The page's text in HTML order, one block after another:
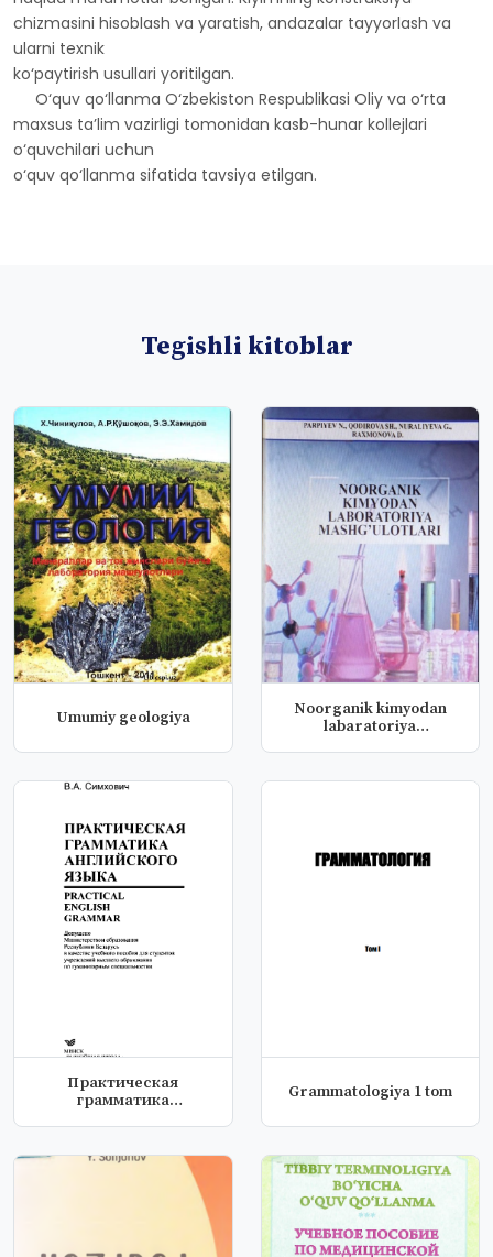
chizmasini hisoblash va yaratish, andazalar tayyorlash va
ularni texnik
ko‘paytirish usullari yoritilgan.
O‘quv qo‘llanma O‘zbekiston Respublikasi Oliy va o‘rta
maxsus ta’lim vazirligi tomonidan kasb-hunar kollejlari
o‘quvchilari uchun
o‘quv qo‘llanma sifatida tavsiya etilgan.
Tegishli kitoblar
Umumiy geologiya
Noorganik kimyodan
labaratoriya
Практическая
грамматика
Grammatologiya 1 tom